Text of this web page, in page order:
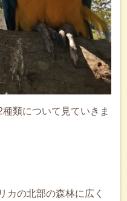
類について見ていきま
カの北部の森林に広く